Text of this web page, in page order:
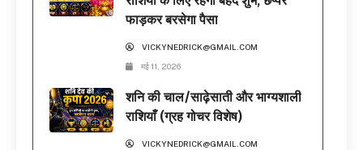
फाड़कर बरसेगा पैसा
VICKYNEDRICK@GMAIL.COM
मई 11, 2026
शनि की चाल/साढ़ेसाती और भाग्यशाली
राशियाँ (ग्रह गोचर विशेष)
VICKYNEDRICK@GMAIL.COM